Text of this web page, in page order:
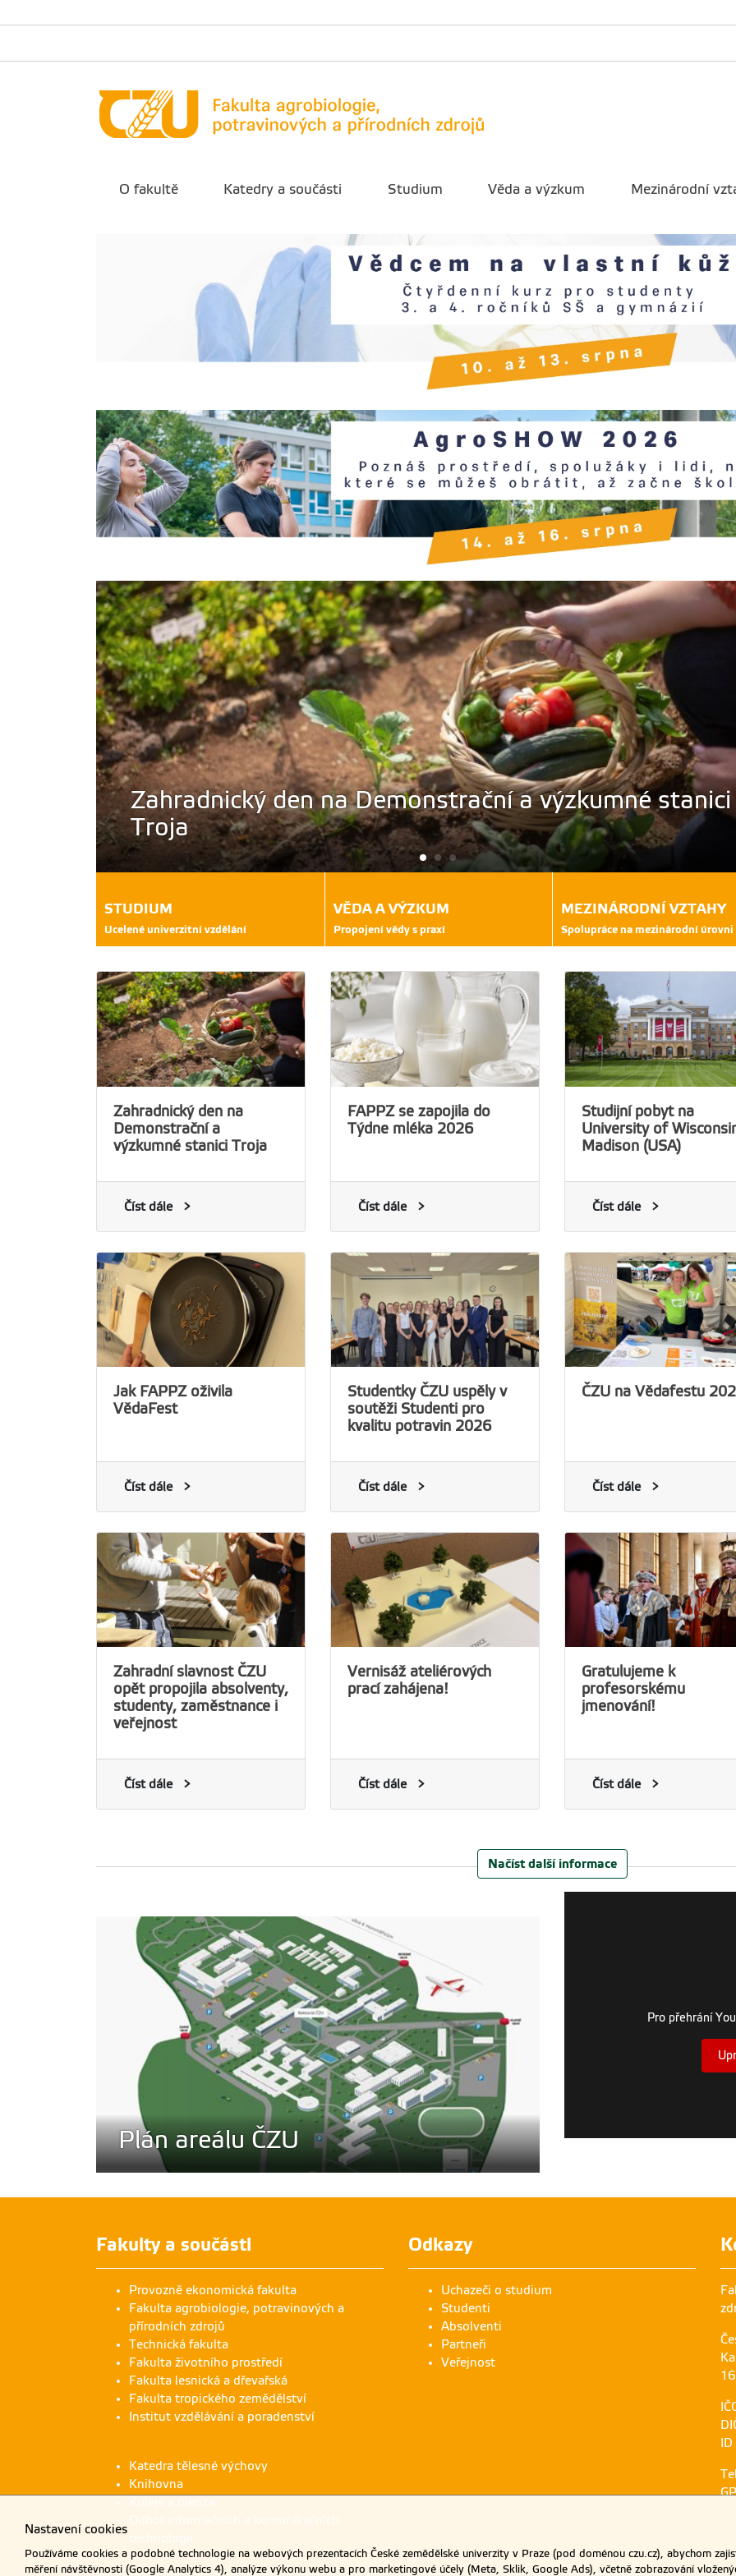
O fakultě Katedry a součásti Studium Věda a výzkum Mezinárodní
Profesorka Eva Vlková byla uvedena do funkce
děkanky FAPPZ
STUDIUM
Ucelené univerzitní vzdělání
VĚDA A VÝZKUM
Propojení vědy s praxí
MEZINÁRODNÍ VZTAHY
Spolupráce na mezinárodní úrovni
Zahradnický den na
Demonstrační a
výzkumné stanici Troja
Číst dále
FAPPZ se zapojila do
Týdne mléka 2026
Číst dále
Studijní pobyt na
University of
Madison (USA)
Číst dále
Jak FAPPZ oživila
VědaFest
Číst dále
Studentky ČZU uspěly v
soutěži Studenti pro
kvalitu potravin 2026
Číst dále
ČZU na Vědafestu
Číst dále
Zahradní slavnost ČZU
opět propojila absolventy,
studenty, zaměstnance i
veřejnost
Číst dále
Vernisáž ateliérových
prací zahájena!
Číst dále
Gratulujeme k
profesorskému
jmenování!
Číst dále
Načíst další informace
Živá univerzita 1/2026 Virtuální
Pro přehrání
Fakulty a součásti
Provozně ekonomická fakulta
Fakulta agrobiologie, potravinových a
přírodních zdrojů
Technická fakulta
Fakulta životního prostředí
Fakulta lesnická a dřevařská
Fakulta tropického zemědělství
Institut vzdělávání a poradenství
Katedra tělesné výchovy
Knihovna
Koleje a menza
Odbor informačních a komunikačních
technologií
Odkazy
Uchazeči o studium
Studenti
Absolventi
Partneři
Veřejnost
Nastavení cookies
Používáme cookies a podobné technologie na webových prezentacích České zemědělské univerzity v Praze (pod doménou czu.cz), abychom
měření návštěvnosti (Google Analytics 4), analýze výkonu webu a pro marketingové účely (Meta, Sklik, Google Ads), včetně zobrazování